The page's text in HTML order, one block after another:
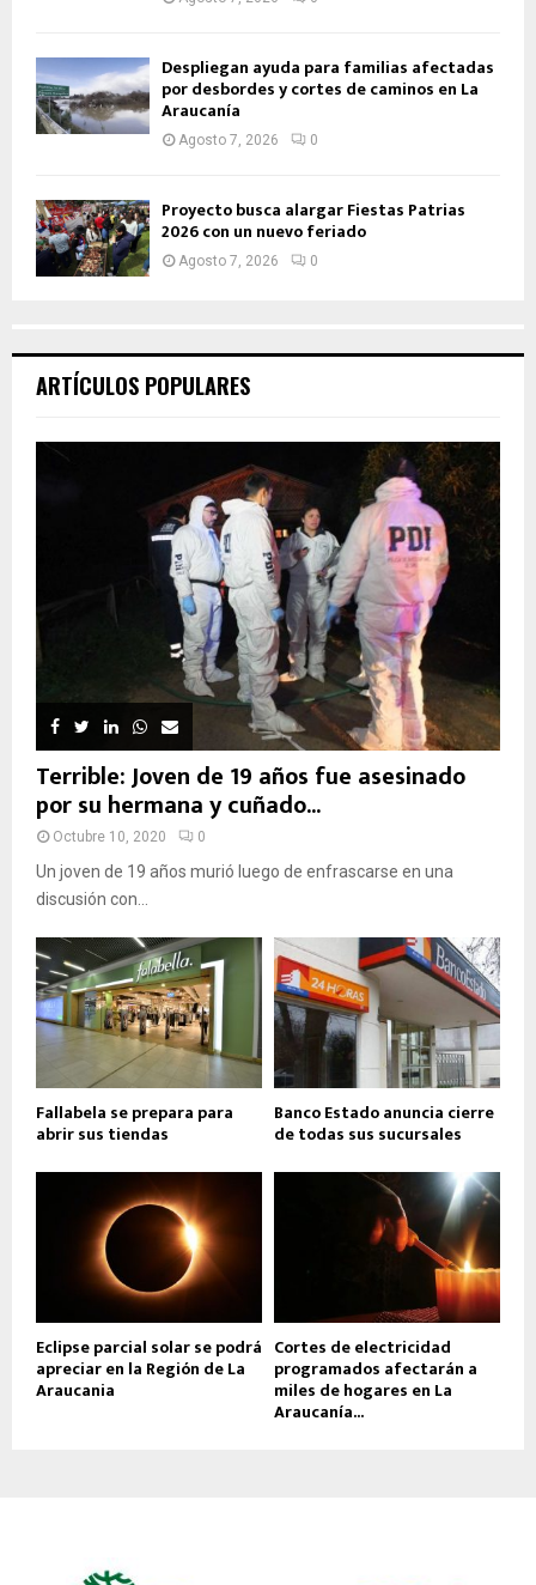
Despliegan ayuda para familias afectadas
por desbordes y cortes de caminos en La
Araucanía
Agosto 7, 2026 0
Proyecto busca alargar Fiestas Patrias
2026 con un nuevo feriado
Agosto 7, 2026 0
ARTÍCULOS POPULARES
Terrible: Joven de 19 años fue asesinado
por su hermana y cuñado...
Octubre 10, 2020 0
Un joven de 19 años murió luego de enfrascarse en una
discusión con...
Fallabela se prepara para
abrir sus tiendas
Banco Estado anuncia cierre
de todas sus sucursales
Eclipse parcial solar se podrá
apreciar en la Región de La
Araucania
Cortes de electricidad
programados afectarán a
miles de hogares en La
Araucanía...